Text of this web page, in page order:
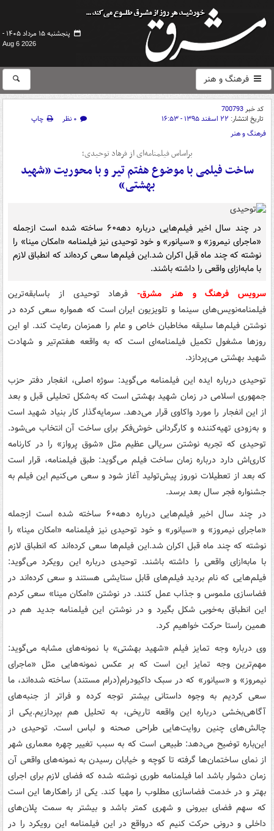
پنجشنبه ۱۵ مرداد ۱۴۰۵ -
Aug 6 2026
فرهنگ و هنر
کد خبر700793
تاریخ انتشار: ۲۲ اسفند ۱۳۹۵ - ۱۶:۵۳ ۰ نظر
چاپ
فرهنگ و هنر
براساس فیلمنامه‌ای از فرهاد توحیدی؛
ساخت فیلمی با موضوع هفتم تیر و با محوریت «شهید
بهشتی»
در چند سال اخیر فیلم‌هایی درباره دهه۶۰ ساخته شده است ازجمله
«ماجرای نیمروز» و «سیانور» و خود توحیدی نیز فیلمنامه «امکان مینا» را
نوشته که چند ماه قبل اکران شد.این فیلم‌ها سعی کرده‌اند که انطباق لازم
با مابه‌ازای واقعی را داشته باشند.
سرویس فرهنگ و هنر مشرق- فرهاد توحیدی از باسابقه‌ترین
فیلمنامه‌نویس‌های سینما و تلویزیون ایران است که همواره سعی کرده در
نوشتن فیلم‌ها سلیقه مخاطبان خاص و عام را همزمان رعایت کند. او این
روزها مشغول تکمیل فیلمنامه‌ای است که به واقعه هفتم‌تیر و شهادت
شهید بهشتی می‌پردازد.
توحیدی درباره ایده این فیلمنامه می‌گوید: سوژه اصلی، انفجار دفتر حزب
جمهوری اسلامی در زمان شهید بهشتی است که به‌شکل تحلیلی قبل و بعد
از این انفجار را مورد واکاوی قرار می‌دهد. سرمایه‌گذار کار بنیاد شهید است
و به‌زودی تهیه‌کننده و کارگردانی خوش‌فکر برای ساخت آن انتخاب می‌شود.
توحیدی که تجربه نوشتن سریالی عظیم مثل «شوق پرواز» را در کارنامه
کاری‌اش دارد درباره زمان ساخت فیلم می‌گوید: طبق فیلمنامه، قرار است
که بعد از تعطیلات نوروز پیش‌تولید آغاز شود و سعی می‌کنیم این فیلم به
جشنواره فجر سال بعد برسد.
در چند سال اخیر فیلم‌هایی درباره دهه۶۰ ساخته شده است ازجمله
«ماجرای نیمروز» و «سیانور» و خود توحیدی نیز فیلمنامه «امکان مینا» را
نوشته که چند ماه قبل اکران شد.این فیلم‌ها سعی کرده‌اند که انطباق لازم
با مابه‌ازای واقعی را داشته باشند. توحیدی درباره این رویکرد می‌گوید:
فیلم‌هایی که نام بردید فیلم‌های قابل ستایشی هستند و سعی کرده‌اند در
فضاسازی ملموس و جذاب عمل کنند. در نوشتن «امکان مینا» سعی کردم
این انطباق به‌خوبی شکل بگیرد و در نوشتن این فیلمنامه جدید هم در
همین راستا حرکت خواهیم کرد.
وی درباره وجه تمایز فیلم «شهید بهشتی» با نمونه‌های مشابه می‌گوید:
مهم‌ترین وجه تمایز این است که بر عکس نمونه‌هایی مثل «ماجرای
نیمروز» و «سیانور» که در سبک داکیودرام(درام مستند) ساخته شده‌اند، ما
سعی کردیم به وجوه داستانی بیشتر توجه کرده و فراتر از جنبه‌های
آگاهی‌بخشی درباره این واقعه تاریخی، به تحلیل هم بپردازیم.یکی از
چالش‌های چنین روایت‌هایی طراحی صحنه و لباس است. توحیدی در
این‌باره توضیح می‌دهد: طبیعی است که به سبب تغییر چهره معماری شهر
از نمای ساختمان‌ها گرفته تا کوچه و خیابان رسیدن به نمونه‌های واقعی آن
زمان دشوار باشد اما فیلمنامه طوری نوشته شده که فضای لازم برای اجرای
بهتر و در خدمت فضاسازی مطلوب را مهیا کند. یکی از راهکارها این است
که سهم فضای بیرونی و شهری کمتر باشد و بیشتر به سمت پلان‌های
داخلی و درونی حرکت کنیم که درواقع در این فیلمنامه این رویکرد را در